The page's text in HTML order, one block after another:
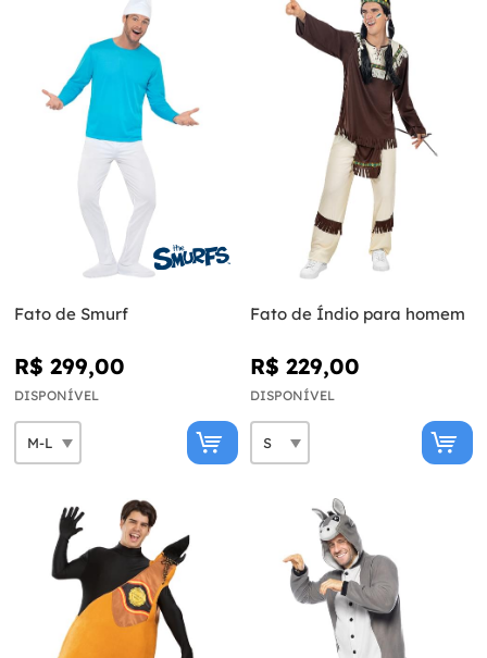
Fato de Smurf
R$ 299,00
DISPONÍVEL
Fato de Índio para homem
R$ 229,00
DISPONÍVEL